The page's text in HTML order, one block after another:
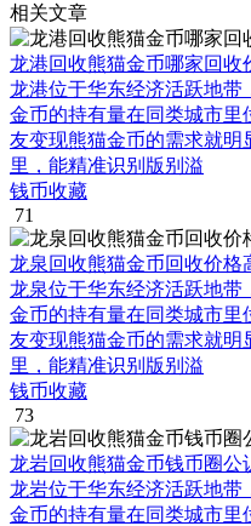
相关文章
龙港回收熊猫金币哪家回收
龙港位于华东经济活跃地
金币的持有量在同类城市
友变现熊猫金币的需求就明
里，能精准识别版别溢
钱币收藏
71
龙泉回收熊猫金币回收价格
龙泉位于华东经济活跃地
金币的持有量在同类城市
友变现熊猫金币的需求就明
里，能精准识别版别溢
钱币收藏
73
龙岩回收熊猫金币钱币圈公
龙岩位于华东经济活跃地
金币的持有量在同类城市